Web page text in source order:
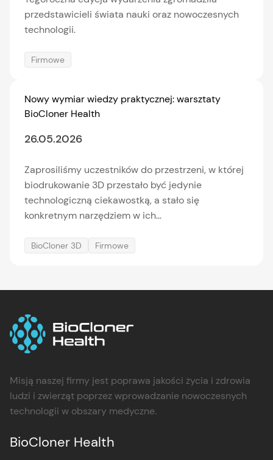
przedstawicieli świata nauki oraz nowoczesnych
technologii.
Firmowe
Nowy wymiar wiedzy praktycznej: warsztaty
BioCloner Health
26.05.2026
Zaprosiliśmy uczestników do przestrzeni, w której
biodrukowanie 3D przestało być jedynie
technologiczną ciekawostką, a stało się
konkretnym narzędziem w ich...
BioCloner 3D Firmowe
Misją naszej firmy jest poprawa jakości życia i zdrowia
ludzi i zwierząt poprzez wprowadzanie nowoczesnych
technologii w obszary medyczne.
BioCloner Health